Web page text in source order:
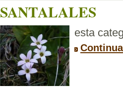
SANTALALES
esta